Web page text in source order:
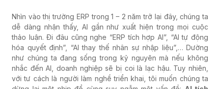
Nhìn vào thị trường ERP trong 1 – 2 năm trở lại đây, chúng ta
dễ dàng nhận thấy, AI gần như xuất hiện trong mọi cuộc
thảo luận. Đi đâu cũng nghe “ERP tích hợp AI”, “AI tự động
hóa quyết định”, “AI thay thế nhân sự nhập liệu”,… Dường
như chúng ta đang sống trong kỷ nguyên mà nếu không
nhắc đến AI, doanh nghiệp sẽ bị coi là lạc hậu. Tuy nhiên,
với tư cách là người làm nghề triển khai, tôi muốn chúng ta